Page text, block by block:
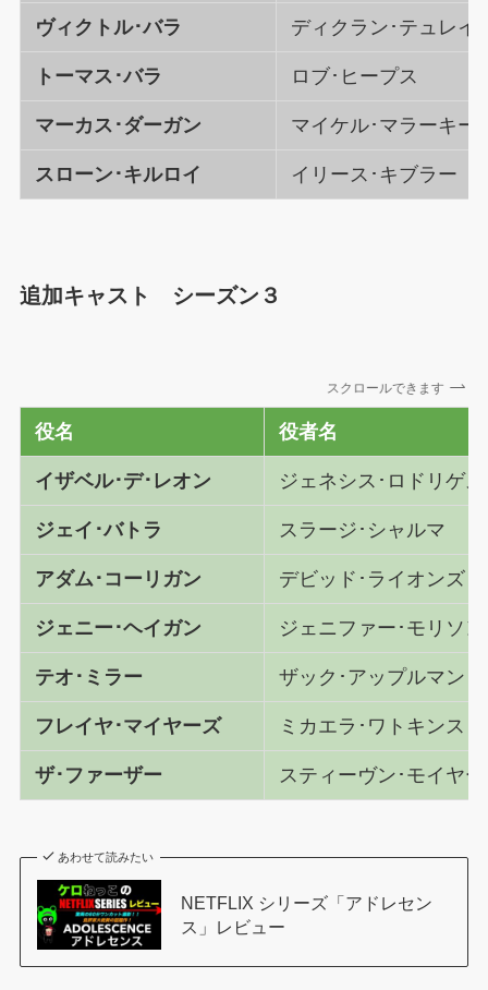
ヴィクトル･バラ ディクラン･テュレイ
トーマス･バラ ロブ･ヒープス
マーカス･ダーガン マイケル･マラーキー
スローン･キルロイ イリース･キブラー
追加キャスト シーズン３
スクロールできます
役名 役者名
イザベル･デ･レオン ジェネシス･ロドリゲス
ジェイ･バトラ スラージ･シャルマ
アダム･コーリガン デビッド･ライオンズ
ジェニー･ヘイガン ジェニファー･モリソン
テオ･ミラー ザック･アップルマン
フレイヤ･マイヤーズ ミカエラ･ワトキンス
ザ･ファーザー スティーヴン･モイヤー
あわせて読みたい
NETFLIX シリーズ「アドレセン
ス」レビュー